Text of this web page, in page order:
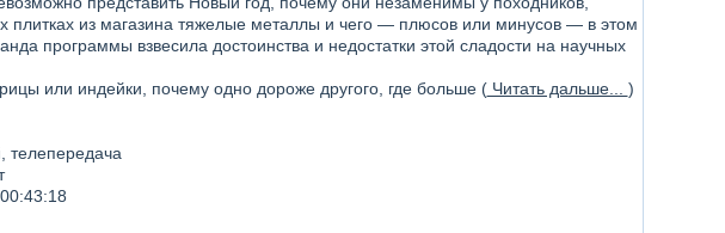
плитках из магазина тяжелые металлы и чего — плюсов или минусов — в этом
программы взвесила достоинства и недостатки этой сладости на научных
или индейки, почему одно дороже другого, где больше (Читать дальше... )
телепередача